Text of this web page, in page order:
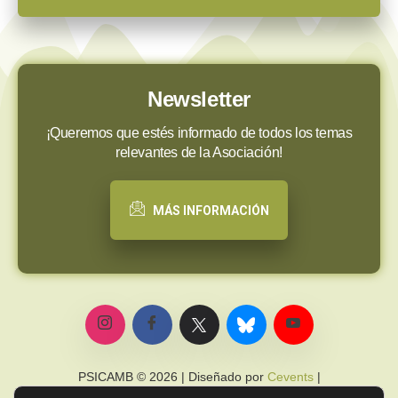
Newsletter
¡Queremos que estés informado de todos los temas
relevantes de la Asociación!
MÁS INFORMACIÓN
PSICAMB © 2026 | Diseñado por Cevents|